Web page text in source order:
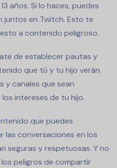
años. Si lo haces, puedes
en Twitch. Esto te
a contenido peligroso.
de establecer pautas y
que tú y tu hijo verán.
y canales que sean
intereses de tu hijo.
que puedes
las conversaciones en los
seguras y respetuosas. Y no
peligros de compartir